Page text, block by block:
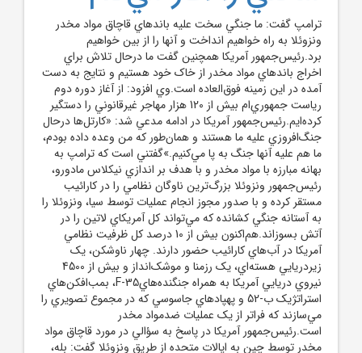
ترامپ گفت: ما جنگي سخت عليه باندهاي قاچاق مواد مخدر
ونزوئلا به راه خواهيم انداخت و آنها را از بين خواهيم
برد.رئيس‌جمهور آمريکا همچنين گفت ما درحال تلاش براي
اخراج باندهاي مواد مخدر از خاک خود هستيم و نتايج به دست
آمده در اين زمينه فوق‌العاده است.وي افزود: از آغاز دوره دوم
رياست جمهوري‌ام بيش از 120 هزار مهاجر غيرقانوني را دستگير
کرده‌ايم.رئيس‌جمهور آمريکا در ادامه مدعي شد: «کارتل‌ها درحال
جنگ‌افروزي عليه ما هستند و همان‌طور که من وعده داده بودم،
ما هم عليه آنها جنگ به پا مي‌کنيم.»گفتني است که ترامپ به
بهانه مبارزه با مواد مخدر و با هدف بر اندازي نيکلاس مادورو،
رئيس‌جمهور ونزوئلا بزرگ‌ترين ناوگان نظامي را در کارائيب
مستقر کرده و با صدور مجوز انجام عمليات توسط سيا، ونزوئلا را
به آستانه جنگي کشانده که مي‌تواند کل آمريکاي لاتين را در
آتش بسوزاند.هم‌اکنون بيش از 10 درصد کل ظرفيت نظامي
آمريکا در آب‌هاي کارائيب حضور دارند. چهار ناوشکن، يک
زيردريايي هسته‌اي، يک رزمنا و موشک‌انداز و بيش از 4500
نيروي دريايي آمريکا به همراه جنگنده‌هايF-35، بمب‌افکن‌هاي
استراتژيک ب‌-‌52 و پهپادهاي جاسوسي که در مجموع تصويري را
مي‌سازند که فراتر از يک عمليات ضدمواد مخدر
است.رئيس‌جمهور آمريکا در پاسخ به سؤالي در مورد قاچاق مواد
مخدر توسط چين به ايالات متحده از طريق ونزوئلا گفت: بله،